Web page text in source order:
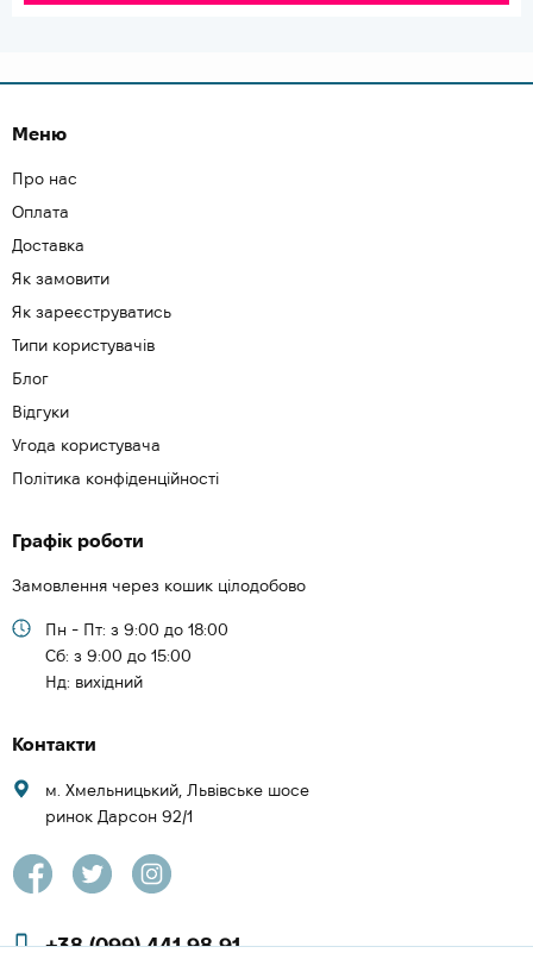
Меню
Про нас
Оплата
Доставка
Як замовити
Як зареєструватись
Типи користувачів
Блог
Відгуки
Угода користувача
Політика конфіденційності
Графік роботи
Замовлення через кошик цілодобово
Пн - Пт: з 9:00 до 18:00
Cб: з 9:00 до 15:00
Нд: вихідний
Контакти
м. Хмельницький, Львівське шосе
ринок Дарсон 92/1
+38 (099) 441 98 91